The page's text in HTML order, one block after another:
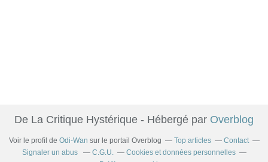
De La Critique Hystérique - Hébergé par Overblog
Voir le profil de Odi-Wan sur le portail Overblog Top articles
Contact
Signaler un abus
C.G.U.
Cookies et données personnelles